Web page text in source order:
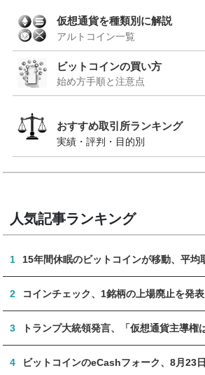
仮想通貨を種類別に解説
アルトコイン一覧
ビットコインの買い方
始め方手順と注意点
おすすめ取引所ランキング
実績・評判・目的別
人気記事ランキング
1 15年間休眠のビットコインが移動、平均
2 コインチェック、1銘柄の上場廃止を発表
3 トランプ大統領発言、「仮想通貨主導権
4 ビットコインのeCashフォーク、8月23